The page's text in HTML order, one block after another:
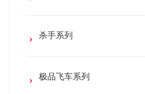
杀手系列
极品飞车系列